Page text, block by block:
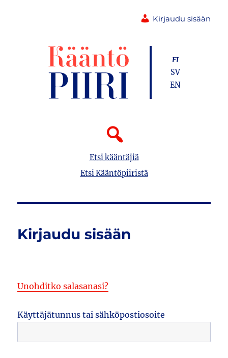
Kirjaudu sisään
Etsi kääntäjiä
Etsi Kääntöpiiristä
FI
SV
EN
Kirjaudu sisään
Unohditko salasanasi?
Käyttäjätunnus tai sähköpostiosoite